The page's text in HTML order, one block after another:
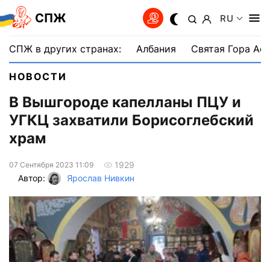
СПЖ RU
СПЖ в других странах: Албания Святая Гора
НОВОСТИ
В Вышгороде капелланы ПЦУ и
УГКЦ захватили Борисоглебский
храм
07 Сентября 2023 11:09
1929
Автор:
Ярослав Нивкин